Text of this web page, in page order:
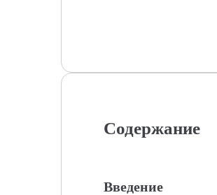
Содержание
Введение